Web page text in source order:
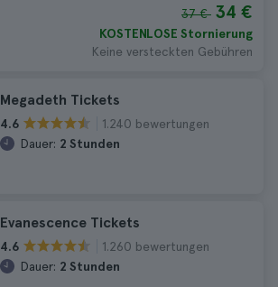
37 € 34 €
KOSTENLOSE Stornierung
Keine versteckten Gebühren
Megadeth Tickets
4.6
1.240 bewertungen
Dauer: 2 Stunden
Evanescence Tickets
4.6
1.260 bewertungen
Dauer: 2 Stunden